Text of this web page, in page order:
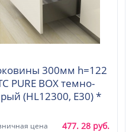
300мм h=122
PURE BOX темно-
серый (HL12300, E30) *
цена 477. 28 руб.